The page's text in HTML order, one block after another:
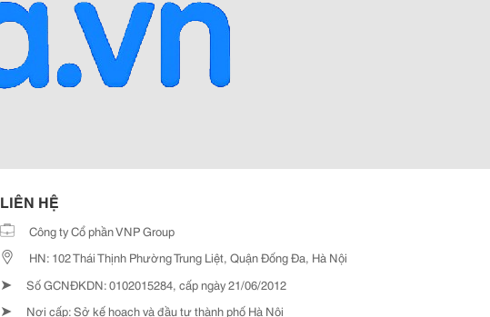
LIÊN HỆ
Công ty Cổ phần VNP Group
HN: 102 Thái Thịnh Phường Trung Liệt, Quận Đống Đa, Hà Nội
➤ Số GCNĐKDN: 0102015284, cấp ngày 21/06/2012
➤ Nơi cấp: Sở kế hoạch và đầu tư thành phố Hà Nội